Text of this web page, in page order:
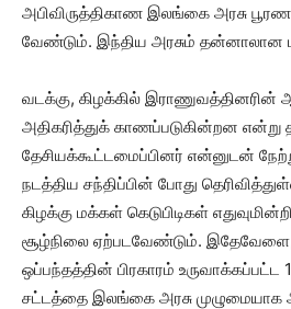
அபிவிருத்திகாண இலங்கை அரசு
வேண்டும். இந்திய அரசும் தன்னாலான
வடக்கு, கிழக்கில் இராணுவத்தினரின்
அதிகரித்துக் காணப்படுகின்றன என்று
தேசியக்கூட்டமைப்பினர் என்னுடன்
நடத்திய சந்திப்பின் போது
கிழக்கு மக்கள் கெடுபிடிகள்
சூழ்நிலை ஏற்படவேண்டும்.
ஒப்பந்தத்தின் பிரகாரம் உருவாக்கப்பட்ட
சட்டத்தை இலங்கை அரசு முழுமையாக